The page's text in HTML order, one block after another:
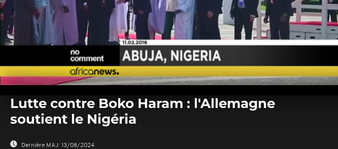
seconds
secondsVolume
Lutte contre Boko Haram : l'Allemagne
soutient le Nigéria
Dernière MAJ: 13/08/2024